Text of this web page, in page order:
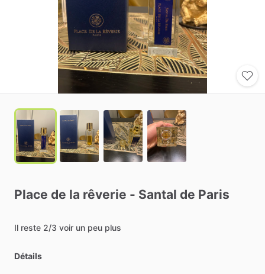
Place de la rêverie - Santal de Paris
Il reste 2​/​3 voir un peu plus
Détails